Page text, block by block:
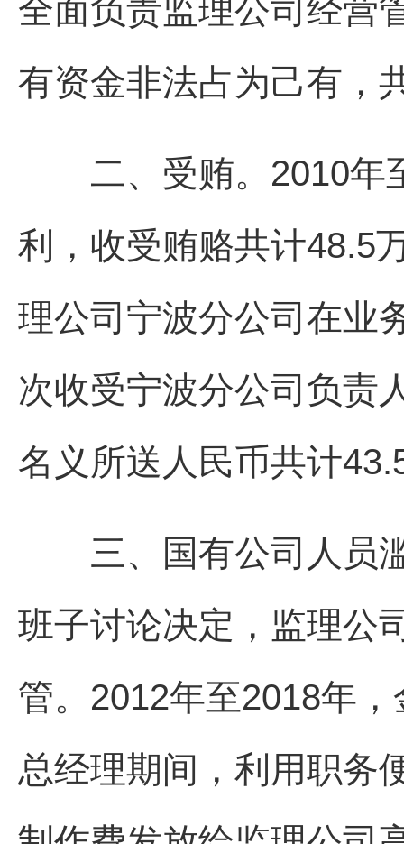
全面负责监理公司经营
有资金非法占为己有，
二、受贿。2010年
利，收受贿赂共计48.5
理公司宁波分公司在业
次收受宁波分公司负责
名义所送人民币共计
三、国有公司人员滥
班子讨论决定，监理公
管。2012年至2018年
总经理期间，利用职务